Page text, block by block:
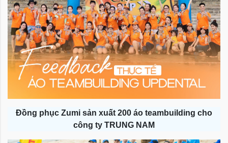
Đồng phục Zumi sản xuất 200 áo teambuilding cho
công ty TRUNG NAM